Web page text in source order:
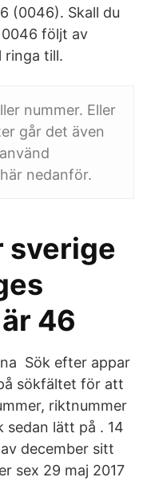
(0046). Skall du
0046 följt av
ringa till.
nummer. Eller
går det även
nedanför.
sverige
46
Sök efter appar
sökfältet för att
riktnummer
lätt på . 14
december sitt
sex 29 maj 2017